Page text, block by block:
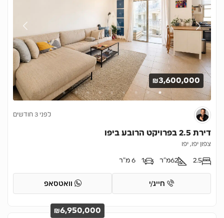
₪3,600,000
לפני 3 חודשים
דירת 2.5 בפרויקט הרובע ביפו
צפון יפו, יפו
2.5
62מ"ר 1 6 מ"ר
חייג/י וואטסאפ
₪6,950,000